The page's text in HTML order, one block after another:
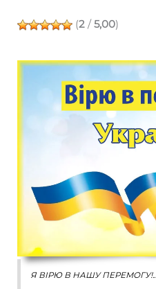
(2 / 5,00)
Я ВІРЮ В НАШУ ПЕРЕМОГУ!..